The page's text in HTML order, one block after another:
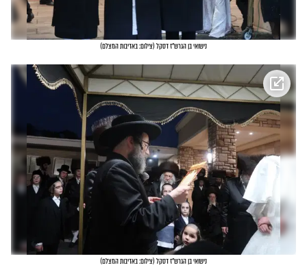
נישואי בן הגרש"ז דסקל (צילום: באדיבות המצלם)
נישואי בן הגרש"ז דסקל (צילום: באדיבות המצלם)